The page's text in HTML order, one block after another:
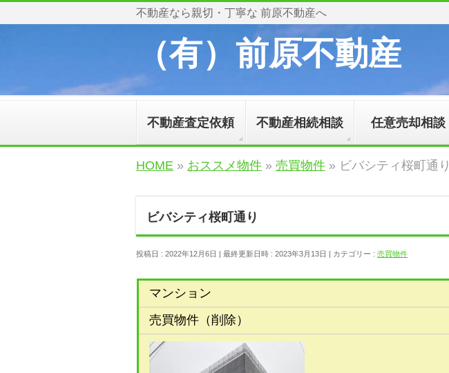
不動産なら親切・丁寧な 前原不動産へ
（有）前原不動産
不動産査定依頼 不動産相続相談 任意売却相談
HOME » おススメ物件 » 売買物件 » ビバシティ桜町通り
ビバシティ桜町通り
投稿日 : 2022年12月6日 最終更新日時 : 2023年3月13日 カテゴリー : 売買物件
マンション
売買物件（削除 ）